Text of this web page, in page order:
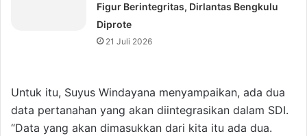
Figur Berintegritas, Dirlantas Bengkulu
Diprote
21 Juli 2026
Untuk itu, Suyus Windayana menyampaikan, ada dua
data pertanahan yang akan diintegrasikan dalam SDI.
“Data yang akan dimasukkan dari kita itu ada dua.